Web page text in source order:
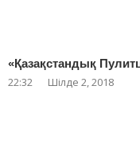
«Қазақстандық
22:32 Шілде 2, 2018